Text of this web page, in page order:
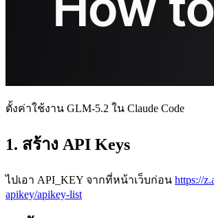
ตั้งค่าใช้งาน GLM-5.2 ใน Claude Code
1. สร้าง API Keys
ไปเอา API_KEY จากที่หน้าเว็บก่อน https://
apikey/apikey-list